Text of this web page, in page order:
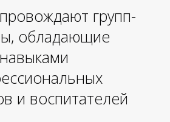
групп-
обладающие
навыками
и воспитателей